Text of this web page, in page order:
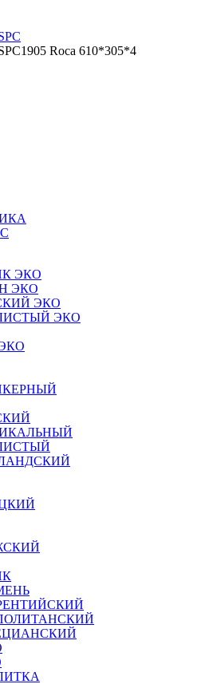
Roca 610*305*4
ЭКО
ЭКО
ЭКО
ЭКО